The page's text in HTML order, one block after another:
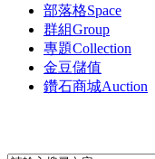
部落格Space
群組Group
專題Collection
金豆儲值
鑽石商城Auction